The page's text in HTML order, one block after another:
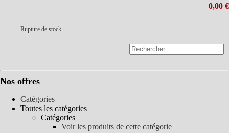
0,00 €
Rupture de stock
Nos offres
Catégories
Toutes les catégories
Catégories
Voir les produits de cette catégorie